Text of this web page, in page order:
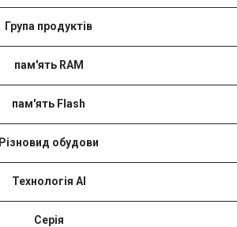
Група продуктів
пам'ять RAM
пам'ять Flash
Різновид обудови
Технологія AI
Серія